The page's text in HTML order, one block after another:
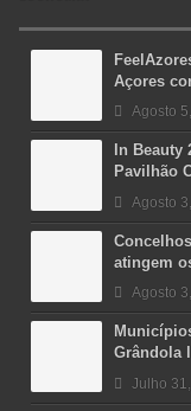
Açores
Agosto
In
Pavilhão
Agosto
atingem
Agosto
Grândola
Julho